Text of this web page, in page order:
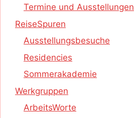
Termine und Ausstellungen
ReiseSpuren
Ausstellungsbesuche
Residencies
Sommerakademie
Werkgruppen
ArbeitsWorte